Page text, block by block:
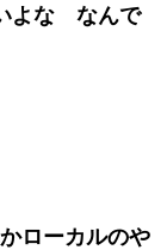
よな なんで
ローカルのや